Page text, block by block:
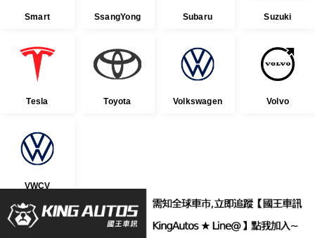
Smart SsangYong Subaru Suzuki
Tesla Toyota Volkswagen Volvo
VWCV